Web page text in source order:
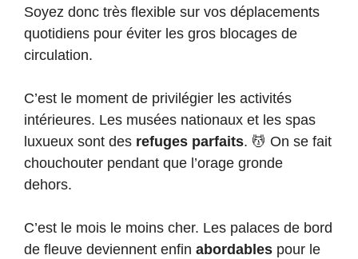
Soyez donc très flexible sur vos déplacements
quotidiens pour éviter les gros blocages de
circulation.
C’est le moment de privilégier les activités
intérieures. Les musées nationaux et les spas
luxueux sont des refuges parfaits. 💆 On se fait
chouchouter pendant que l’orage gronde
dehors.
C’est le mois le moins cher. Les palaces de bord
de fleuve deviennent enfin abordables pour le